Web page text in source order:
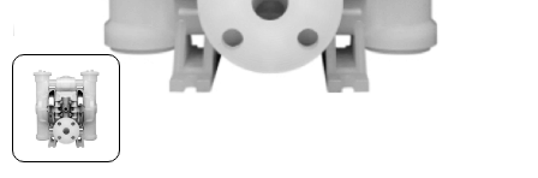
Мембранные насосы Wilden серии T2P